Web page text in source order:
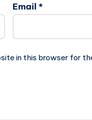
Email *
in this browser for